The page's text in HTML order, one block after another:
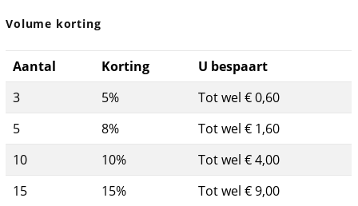
Volume korting
Aantal Korting
U bespaart
3
5%
Tot wel € 0,60
5
8%
Tot wel € 1,60
10
10%
Tot wel € 4,00
15
15%
Tot wel € 9,00